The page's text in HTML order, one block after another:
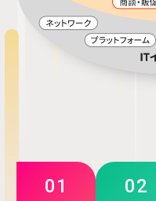
01 02